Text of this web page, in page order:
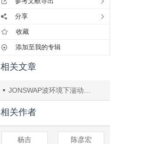
分享
收藏
添加至我的专辑
相关文章
JONSWAP波环境下湍动射流三维大涡模拟研究
相关作者
杨吉 陈彦宏